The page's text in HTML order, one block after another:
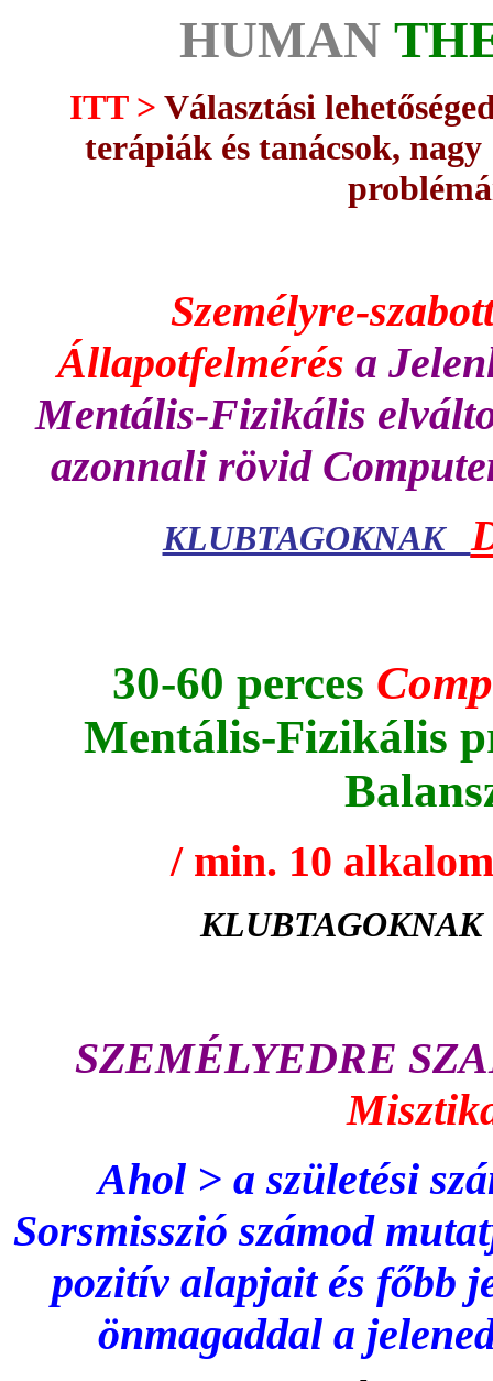
HUMAN
ITT > Választási
terápiák és tanácsok,
Személyre-
Állapotfelmérés a
Mentális-Fizikális
azonnali rövid
KLUBTAGOKNAK
30-60 perces
Mentális-Fizikális
/ min. 10
SZEMÉLYEDRE
Ahol > a születési
Sorsmisszió számod
pozitív alapjait és főbb
önmagaddal a